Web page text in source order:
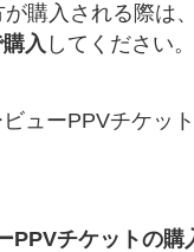
が購入される際は
入 してください。
ューPPVチケッ
PPVチケットの購